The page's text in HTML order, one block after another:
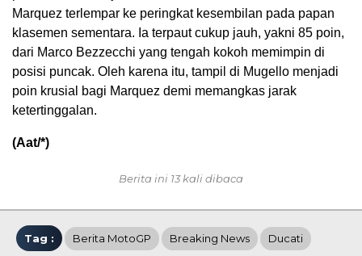
Marquez terlempar ke peringkat kesembilan pada papan
klasemen sementara. Ia terpaut cukup jauh, yakni 85 poin,
dari Marco Bezzecchi yang tengah kokoh memimpin di
posisi puncak. Oleh karena itu, tampil di Mugello menjadi
poin krusial bagi Marquez demi memangkas jarak
ketertinggalan.
(Aat/*)
Berita ini 13 kali dibaca
Tag : Berita MotoGP Breaking News Ducati